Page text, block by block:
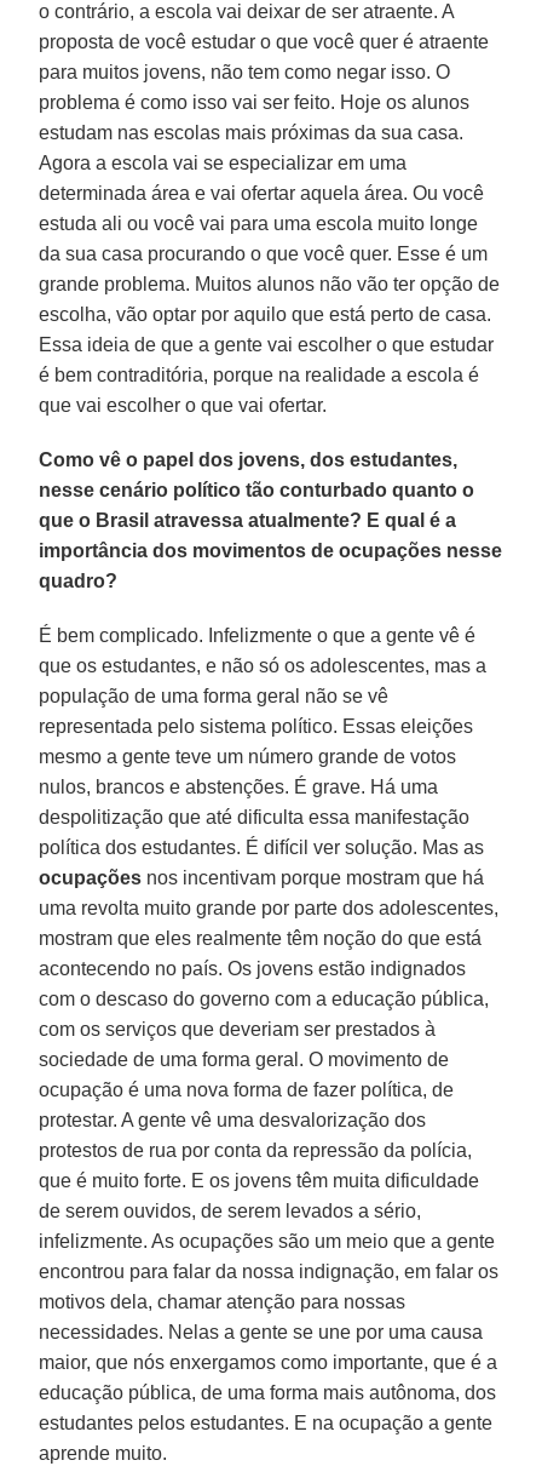
o contrário, a escola vai deixar de ser atraente. A
proposta de você estudar o que você quer é atraente
para muitos jovens, não tem como negar isso. O
problema é como isso vai ser feito. Hoje os alunos
estudam nas escolas mais próximas da sua casa.
Agora a escola vai se especializar em uma
determinada área e vai ofertar aquela área. Ou você
estuda ali ou você vai para uma escola muito longe
da sua casa procurando o que você quer. Esse é um
grande problema. Muitos alunos não vão ter opção de
escolha, vão optar por aquilo que está perto de casa.
Essa ideia de que a gente vai escolher o que estudar
é bem contraditória, porque na realidade a escola é
que vai escolher o que vai ofertar.
Como vê o papel dos jovens, dos estudantes,
nesse cenário político tão conturbado quanto o
que o Brasil atravessa atualmente? E qual é a
importância dos movimentos de ocupações nesse
quadro?
É bem complicado. Infelizmente o que a gente vê é
que os estudantes, e não só os adolescentes, mas a
população de uma forma geral não se vê
representada pelo sistema político. Essas eleições
mesmo a gente teve um número grande de votos
nulos, brancos e abstenções. É grave. Há uma
despolitização que até dificulta essa manifestação
política dos estudantes. É difícil ver solução. Mas as
ocupações nos incentivam porque mostram que há
uma revolta muito grande por parte dos adolescentes,
mostram que eles realmente têm noção do que está
acontecendo no país. Os jovens estão indignados
com o descaso do governo com a educação pública,
com os serviços que deveriam ser prestados à
sociedade de uma forma geral. O movimento de
ocupação é uma nova forma de fazer política, de
protestar. A gente vê uma desvalorização dos
protestos de rua por conta da repressão da polícia,
que é muito forte. E os jovens têm muita dificuldade
de serem ouvidos, de serem levados a sério,
infelizmente. As ocupações são um meio que a gente
encontrou para falar da nossa indignação, em falar os
motivos dela, chamar atenção para nossas
necessidades. Nelas a gente se une por uma causa
maior, que nós enxergamos como importante, que é a
educação pública, de uma forma mais autônoma, dos
estudantes pelos estudantes. E na ocupação a gente
aprende muito.